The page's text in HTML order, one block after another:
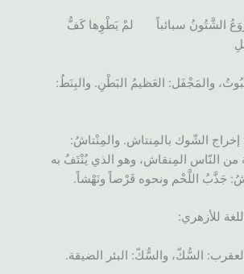
الشَّتُونُ سبائباً لمْ يَطْوِها كَفُّ
والمَجْفَل: العَظيمُ البَطْنِ. والبِنَطُ:
الشّوك بالمِنتاش. والمِنْتاشُ:
من النّاس المِنقاش، وهو الذي يُنْتَفُ به
جَذَّبُ اللَّحْم ونحوه قَرْصاً ونَهْشاً.
للأزهري:
السُّكّ، والسُّكّ: البئر الضيقة.